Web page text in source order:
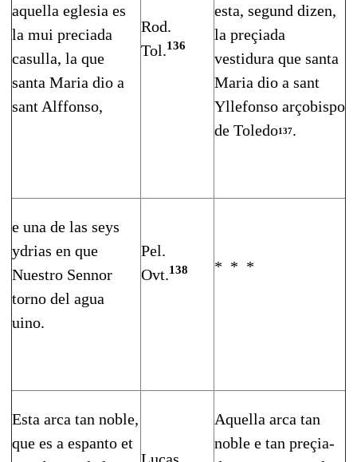
aquella eglesia es
la mui preciada
casulla, la que
santa Maria dio a
sant Alffonso,
Rod.
Tol.136
esta, segund dizen,
la preçiada
vestidura que santa
Maria dio a sant
Yllefonso arçobispo
de Toledo137.
e una de las seys
ydrias en que
Nuestro Sennor
torno del agua
uino.
Pel.
Ovt.138 * * *
Esta arca tan noble,
que es a es­panto et
Aquella arca tan
noble e tan preçia­